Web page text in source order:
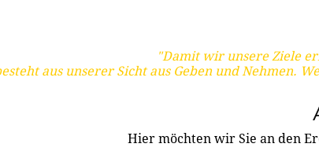
"Damit wir unsere Ziele
aus unserer Sicht aus Geben und Nehmen.
Hier möchten wir Sie an den